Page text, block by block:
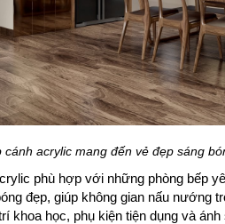
cánh acrylic mang đến vẻ đẹp sáng
phù hợp với những phòng bếp
đẹp, giúp không gian nấu nướng
khoa học, phụ kiện tiện dụng và